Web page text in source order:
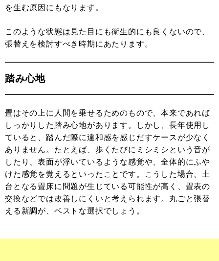
を生む原因にもなります。
このような状態は見た目にも衛生的にも良くないので、
張替えを検討すべき時期にあたります。
踏み心地
畳はその上に人間を乗せるためのもので、本来であれば
しっかりした踏み心地があります。しかし、長年使用し
ていると、踏んだ際に違和感を感じだすケースが少なく
ありません。たとえば、歩くたびにミシミシという音が
したり、表面が浮いているような感覚や、全体的にふや
けた感覚を覚えるといったことです。こうした場合、土
台となる畳床に問題が生じている可能性が高く、畳表の
交換などでは改善しにくいと考えられます。丸ごと張替
える新調が、ベストな選択でしょう。